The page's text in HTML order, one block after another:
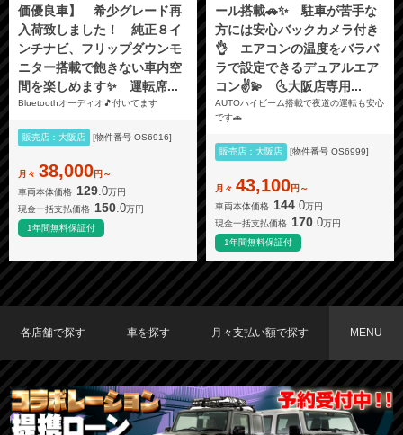
価優良車】 希少グレード再
入荷致しました！ 純正８イ
ンチナビ、フリップダウンモ
ニター搭載で飽きない車内空
間を楽しめます✨ 運転席...
Bluetoothオーディオ🎵付いてます
販売店：大阪店 [物件番号 OS6916]
月々 38,000円～
車両本体価格 129.0万円
現金一括支払価格 150 .0万円
1年間無料保証付
ール搭載🚗✨ 駐車が苦手な
方には安心バックカメラ付き
👌 エアコンの温度をバラバ
ラで設定できるデュアルエア
コン✌️💫 🌜大阪店専用...
AUTOハイビーム搭載で夜道の運転も安心
です🚗
販売店：大阪店 [物件番号 OS6999]
月々 43,100円～
車両本体価格 144.0万円
現金一括支払価格 170 .0万円
1年間無料保証付
各店舗で探す
TOKYO店在庫車両
大阪店在庫車両
福岡店在庫車両
車を探す
車種で探す
メーカーで探す
月々支払い額で探す
〜19,999円
20,000円〜29,999円
30,000円〜39,999円
40,000円〜49,999円
50,000円〜
MENU